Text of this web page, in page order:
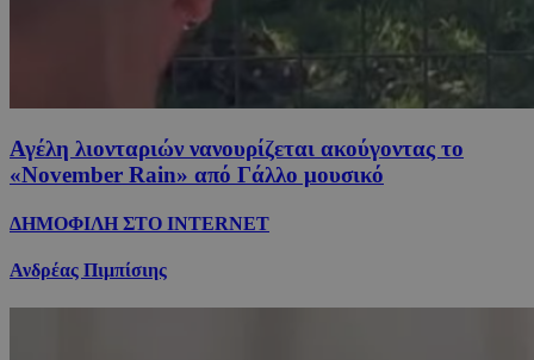
Αγέλη λιονταριών νανουρίζεται ακούγοντας το
«November Rain» από Γάλλο μουσικό
ΔΗΜΟΦΙΛΗ ΣΤΟ INTERNET
Ανδρέας Πιμπίσιης